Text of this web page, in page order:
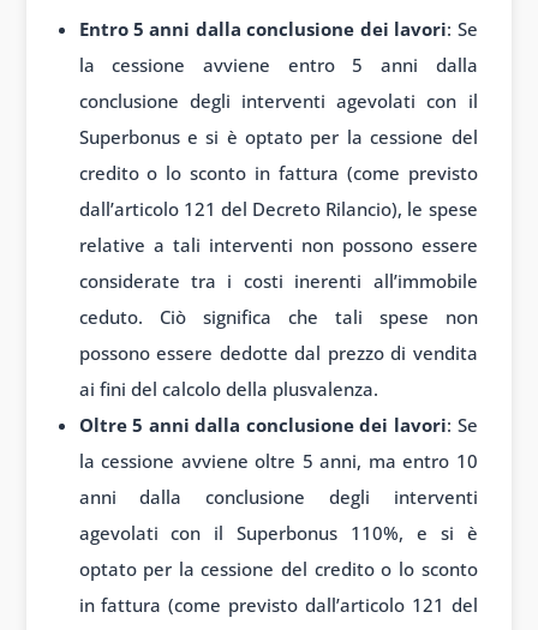
Entro 5 anni dalla conclusione dei lavori: Se
la cessione avviene entro 5 anni dalla
conclusione degli interventi agevolati con il
Superbonus e si è optato per la cessione del
credito o lo sconto in fattura (come previsto
dall’articolo 121 del Decreto Rilancio), le spese
relative a tali interventi non possono essere
considerate tra i costi inerenti all’immobile
ceduto. Ciò significa che tali spese non
possono essere dedotte dal prezzo di vendita
ai fini del calcolo della plusvalenza.
Oltre 5 anni dalla conclusione dei lavori: Se
la cessione avviene oltre 5 anni, ma entro 10
anni dalla conclusione degli interventi
agevolati con il Superbonus 110%, e si è
optato per la cessione del credito o lo sconto
in fattura (come previsto dall’articolo 121 del